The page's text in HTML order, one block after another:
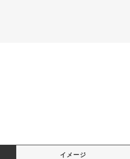
イメージ